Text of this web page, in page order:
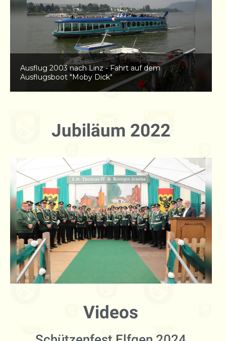
Ausflug 2007 nach Mühlhausen (1) - Gruppenbild
(fast) aller Teilnehmer
Jubiläum 2022
Videos